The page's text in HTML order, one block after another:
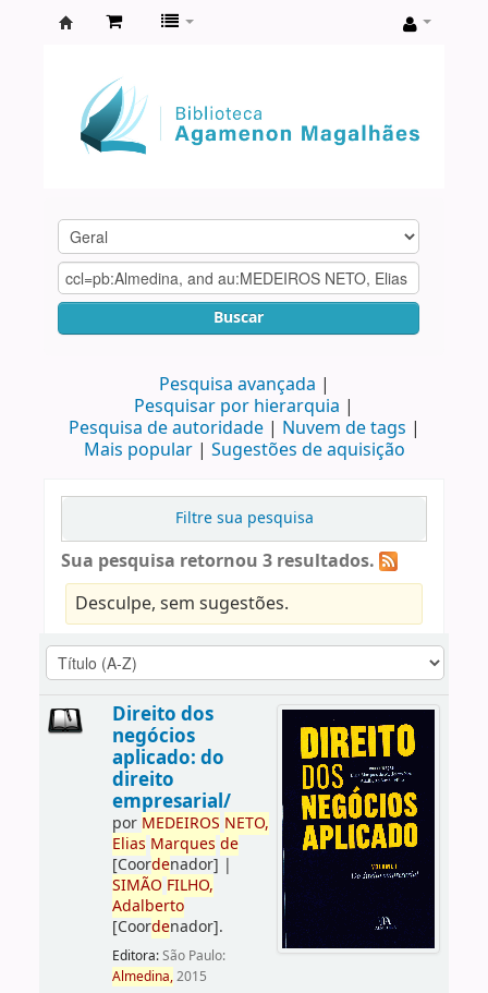
Agamenon
Magalhães
Buscar
Pesquisa avançada
Pesquisar por hierarquia
Pesquisa de autoridade
Nuvem de tags
Mais popular
Sugestões de aquisição
Filtre sua pesquisa
Sua pesquisa retornou 3 resultados.
Desculpe, sem sugestões.
Direito dos
negócios
aplicado: do
direito
empresarial/
por MEDEIROS NETO,
Elias Marques de
[Coordenador] |
SIMÃO FILHO,
Adalberto
[Coordenador].
Editora:São Paulo:
Almedina,2015